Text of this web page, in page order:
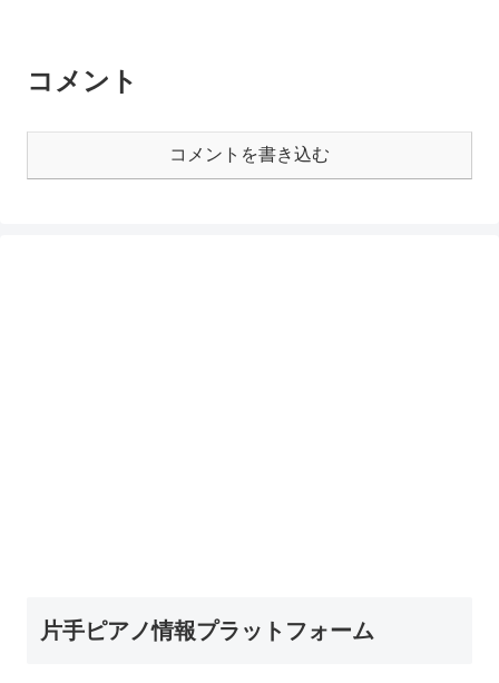
コメント
コメントを書き込む
片手ピアノ情報プラットフォーム